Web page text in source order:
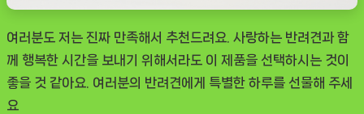
여러분도 저는 진짜 만족해서 추천드려요. 사랑하는 반려견과 함
께 행복한 시간을 보내기 위해서라도 이 제품을 선택하시는 것이
좋을 것 같아요. 여러분의 반려견에게 특별한 하루를 선물해 주세
요